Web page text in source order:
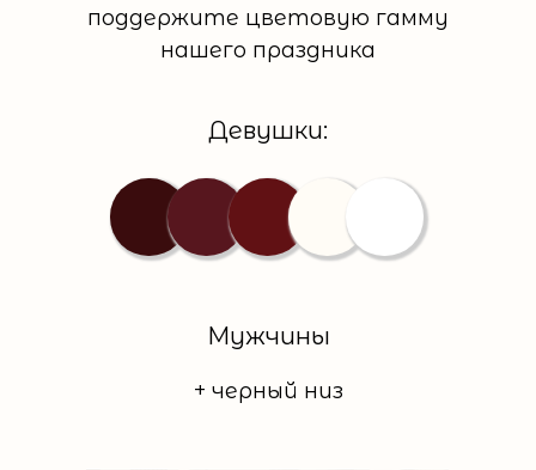
поддержите цветовую гамму
нашего праздника
Девушки:
Мужчины
+ черный низ